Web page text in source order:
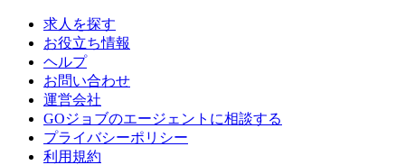
求人を探す
お役立ち情報
ヘルプ
お問い合わせ
運営会社
GOジョブのエージェントに相談する
プライバシーポリシー
利用規約